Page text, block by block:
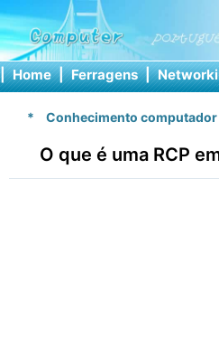
| Home | Ferragens |
* Conhecimento computador
O que é uma RCP